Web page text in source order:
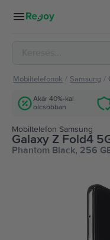
Mobiltelefonok / Samsung /
Akár 40%-kal
olcsóbban
Mobiltelefon Samsung
Galaxy Z Fold4
Phantom Black, 256